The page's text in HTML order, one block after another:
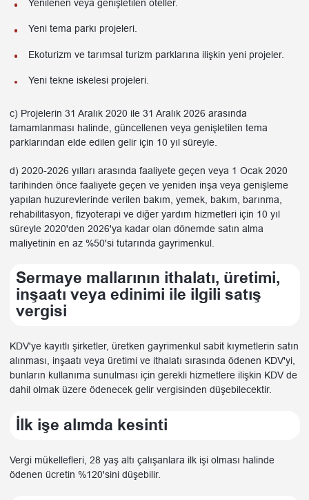
Yenilenen veya genişletilen oteller.
Yeni tema parkı projeleri.
Ekoturizm ve tarımsal turizm parklarına ilişkin yeni projeler.
Yeni tekne iskelesi projeleri.
c) Projelerin 31 Aralık 2020 ile 31 Aralık 2026 arasında
tamamlanması halinde, güncellenen veya genişletilen tema
parklarından elde edilen gelir için 10 yıl süreyle.
d) 2020-2026 yılları arasında faaliyete geçen veya 1 Ocak 2020
tarihinden önce faaliyete geçen ve yeniden inşa veya genişleme
yapılan huzurevlerinde verilen bakım, yemek, bakım, barınma,
rehabilitasyon, fizyoterapi ve diğer yardım hizmetleri için 10 yıl
süreyle 2020'den 2026'ya kadar olan dönemde satın alma
maliyetinin en az %50'si tutarında gayrimenkul.
Sermaye mallarının ithalatı, üretimi,
inşaatı veya edinimi ile ilgili satış
vergisi
KDV'ye kayıtlı şirketler, üretken gayrimenkul sabit kıymetlerin satın
alınması, inşaatı veya üretimi ve ithalatı sırasında ödenen KDV'yi,
bunların kullanıma sunulması için gerekli hizmetlere ilişkin KDV de
dahil olmak üzere ödenecek gelir vergisinden düşebilecektir.
İlk işe alımda kesinti
Vergi mükellefleri, 28 yaş altı çalışanlara ilk işi olması halinde
ödenen ücretin %120'sini düşebilir.